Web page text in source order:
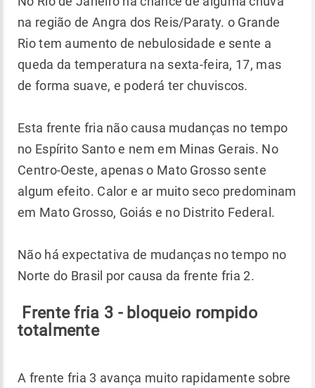
na região de Angra dos Reis/Paraty. o Grande
Rio tem aumento de nebulosidade e sente a
queda da temperatura na sexta-feira, 17, mas
de forma suave, e poderá ter chuviscos.
Esta frente fria não causa mudanças no tempo
no Espírito Santo e nem em Minas Gerais. No
Centro-Oeste, apenas o Mato Grosso sente
algum efeito. Calor e ar muito seco predominam
em Mato Grosso, Goiás e no Distrito Federal.
Não há expectativa de mudanças no tempo no
Norte do Brasil por causa da frente fria 2.
Frente fria 3 - bloqueio rompido
totalmente
A frente fria 3 avança muito rapidamente sobre